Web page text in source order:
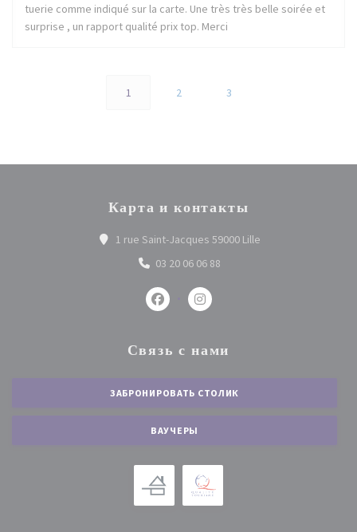
tuerie comme indiqué sur la carte. Une très très belle soirée et
surprise , un rapport qualité prix top. Merci
1 2 3
Карта и контакты
1 rue Saint-Jacques 59000 Lille((открывается в
03 20 06 06 88
Facebook ((открывается в новом
Instagram ((открывается в
Связь с нами
ЗАБРОНИРОВАТЬ СТОЛИК
ВАУЧЕРЫ